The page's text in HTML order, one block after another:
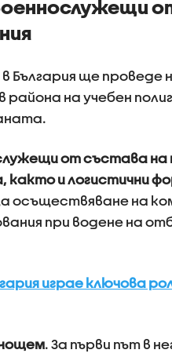
ще проведе
района на учебен
от състава на
както и логистични
осъществяване на
при водене на
играе ключова
. За първи път в